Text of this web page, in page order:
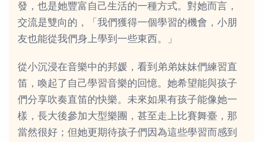
發，也是她豐富自己生活的一種方式。對她而言，
交流是雙向的，「我們獲得一個學習的機會，小朋
友也能從我們身上學到一些東西。」
從小沉浸在音樂中的邦媛，看到弟弟妹妹們練習直
笛，喚起了自己學習音樂的回憶。她希望能與孩子
們分享吹奏直笛的快樂。未來如果有孩子能像她一
樣，長大後參加大型樂團，甚至走上比賽舞臺，那
當然很好；但她更期待孩子們因為這些學習而感到